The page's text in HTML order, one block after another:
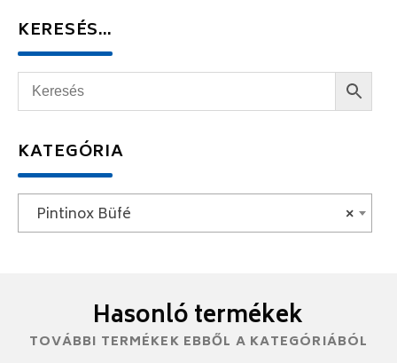
KERESÉS…
KATEGÓRIA
×
Pintinox Büfé
Hasonló termékek
TOVÁBBI TERMÉKEK EBBŐL A KATEGÓRIÁBÓL